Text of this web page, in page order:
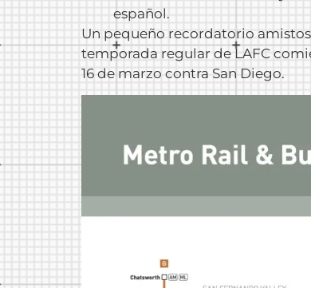
español.
Un pequeño recordatorio
temporada regular de LAFC
16 de marzo contra San Diego.